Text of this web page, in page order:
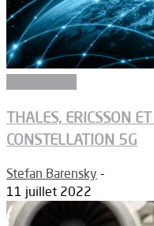
THALES, ERICSSON
CONSTELLATION 5G
Stefan Barensky -
11 juillet 2022